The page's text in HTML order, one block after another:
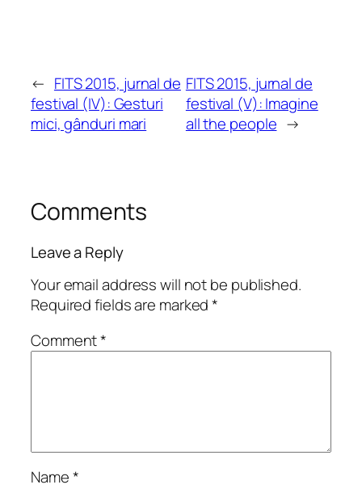
← FITS 2015, jurnal de
festival (IV): Gesturi
mici, gânduri mari
FITS 2015, jurnal de
festival (V): Imagine
all the people →
Comments
Leave a Reply
Your email address will not be published.
Required fields are marked*
Comment*
Name*